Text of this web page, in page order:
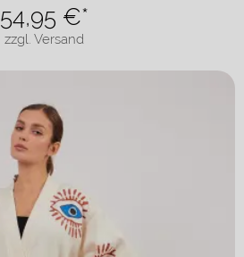
zzgl. Versand
54,95 €*